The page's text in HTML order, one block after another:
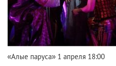
«Алые паруса» 1 апреля 18:00